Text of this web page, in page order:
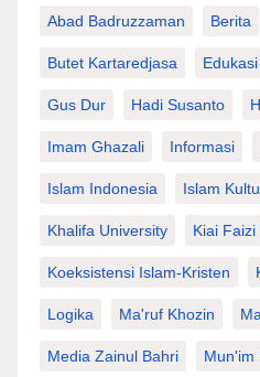
Abad Badruzzaman Berita
Butet Kartaredjasa Edukasi
Gus Dur Hadi Susanto
Imam Ghazali Informasi
Islam Indonesia Islam
Khalifa University Kiai Faizi
Koeksistensi Islam-Kristen
Logika Ma'ruf Khozin
Media Zainul Bahri Mun'im